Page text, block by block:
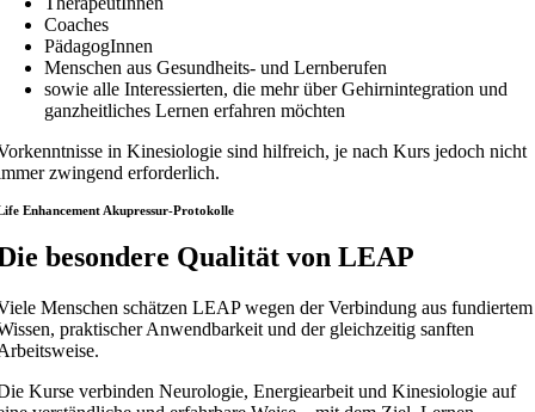
Coaches
PädagogInnen
Menschen aus Gesundheits- und Lernberufen
sowie alle Interessierten, die mehr über Gehirnintegration und
ganzheitliches Lernen erfahren möchten
in Kinesiologie sind hilfreich, je nach Kurs jedoch nicht
zwingend erforderlich.
Enhancement Akupressur-Protokolle
besondere Qualität von LEAP
Menschen schätzen LEAP wegen der Verbindung aus fundiertem
praktischer Anwendbarkeit und der gleichzeitig sanften
Kurse verbinden Neurologie, Energiearbeit und Kinesiologie auf